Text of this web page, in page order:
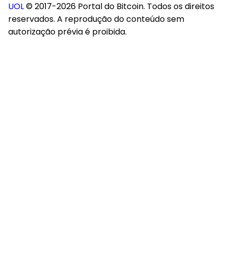
UOL© 2017-2026 Portal do Bitcoin. Todos os direitos
reservados. A reprodução do conteúdo sem
autorização prévia é proibida.